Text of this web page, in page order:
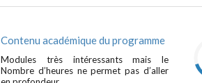
Contenu académique du programme
Modules très intéressants mais le
Nombre d’heures ne permet pas d’aller